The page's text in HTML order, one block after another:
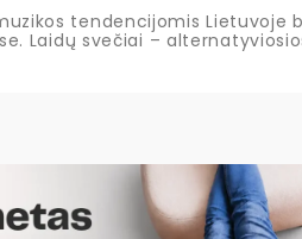
tendencijomis Lietuvoje
Laidų svečiai –